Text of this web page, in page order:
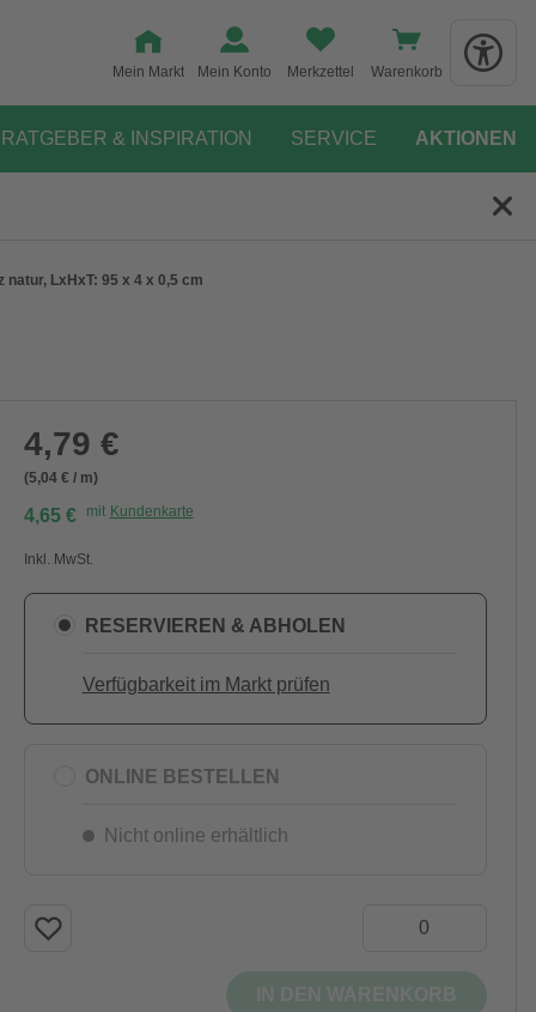
Mein Markt Mein Konto Merkzettel Warenkorb
RATGEBER & INSPIRATION SERVICE AKTIONEN
LxHxT: 95 x 4 x 0,5 cm
4,79 €
(5,04 € / m)
4,65 € mit Kundenkarte
Inkl. MwSt.
RESERVIEREN & ABHOLEN
Verfügbarkeit im Markt prüfen
ONLINE BESTELLEN
Nicht online erhältlich